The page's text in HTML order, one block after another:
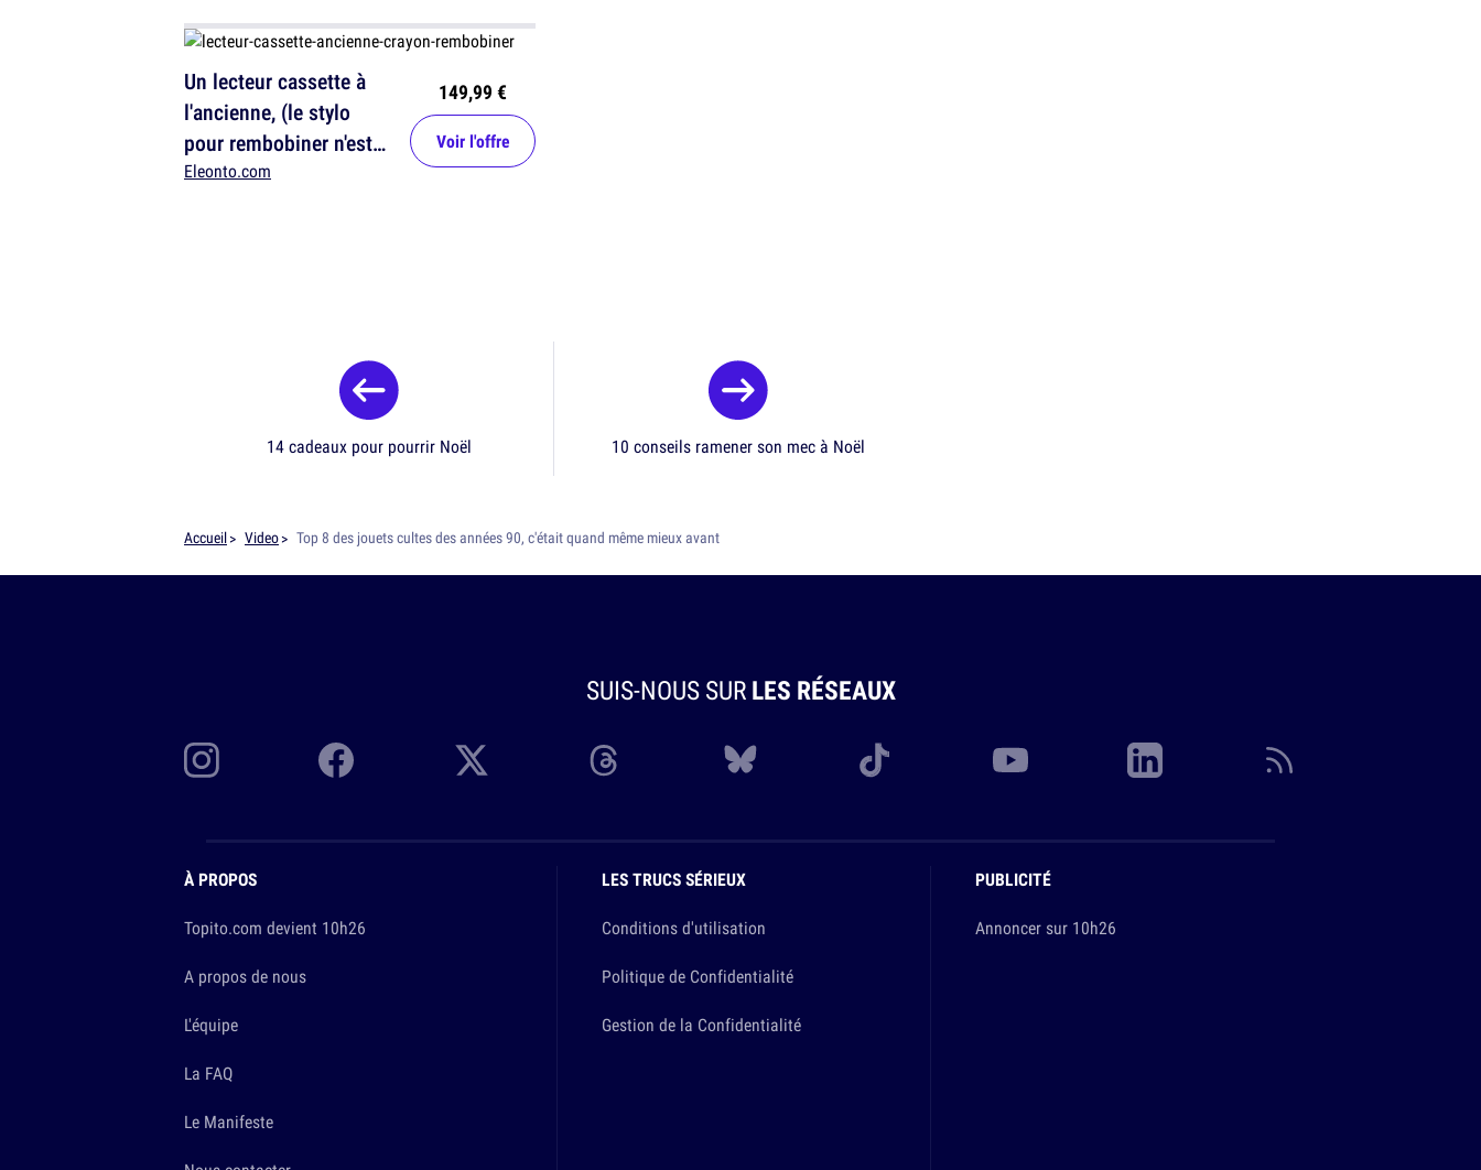
Un lecteur cassette à
l'ancienne, (le stylo
pour rembobiner n'est
pas inclus)
Eleonto.com
149,99 €
Voir l'offre
14 cadeaux pour pourrir Noël 10 conseils ramener son mec à Noël
Accueil Video Top 8 des jouets cultes des années 90, c'était quand même mieux avant
SUIS-NOUS SURLES RÉSEAUX
À PROPOS
Topito.com devient 10h26
A propos de nous
L'équipe
La FAQ
Le Manifeste
LES TRUCS SÉRIEUX
Conditions d'utilisation
Politique de Confidentialité
Gestion de la Confidentialité
PUBLICITÉ
Annoncer sur 10h26